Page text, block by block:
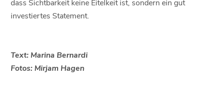
dass Sichtbarkeit keine Eitelkeit ist, sondern ein gut
investiertes Statement.
Text: Marina Bernardi
Fotos: Mirjam Hagen